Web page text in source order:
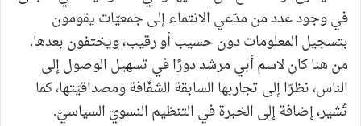
في وجود عدد من مدّعي الانتماء إلى جمعيّات يقومون
بتسجيل المعلومات دون حسيب أو رقيب، ويختفون بعدها.
من هنا كان لاسم أبي مرشد دورًا في تسهيل الوصول إلى
الناس، نظرّا إلى تجاربها السابقة الشفّافة ومصداقيّتها، كما
تُشير، إضافة إلى الخبرة في التنظيم النسويّ السياسيّ.